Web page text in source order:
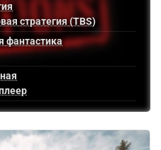
стратегия (TBS)
фантастика